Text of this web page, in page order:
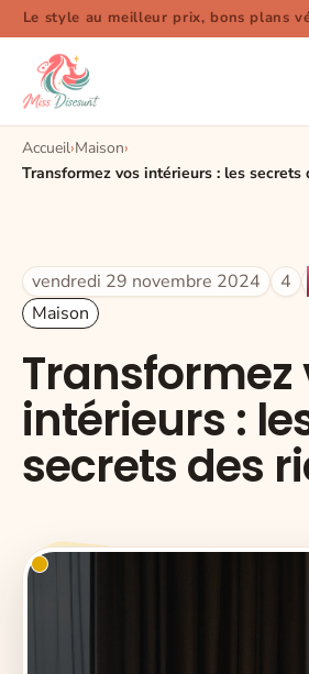
Le style au meilleur prix, bons plans
Accueil Maison
Transformez vos intérieurs : les secrets
vendredi 29 novembre 2024 4
Maison
Transformez
intérieurs :
secrets des